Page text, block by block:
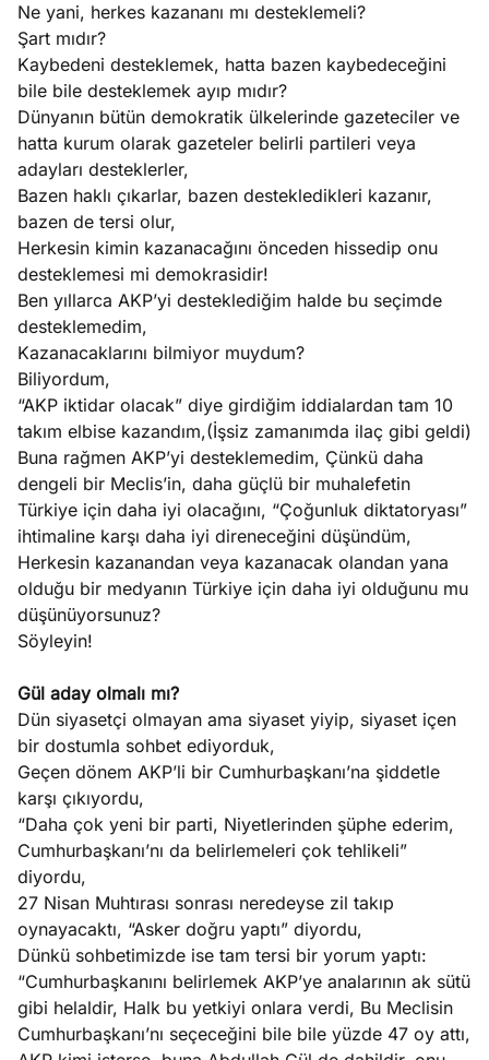
Ne yani, herkes kazananı mı desteklemeli?
Şart mıdır?
Kaybedeni desteklemek, hatta bazen kaybedeceğini
bile bile desteklemek ayıp mıdır?
Dünyanın bütün demokratik ülkelerinde gazeteciler ve
hatta kurum olarak gazeteler belirli partileri veya
adayları desteklerler,
Bazen haklı çıkarlar, bazen destekledikleri kazanır,
bazen de tersi olur,
Herkesin kimin kazanacağını önceden hissedip onu
desteklemesi mi demokrasidir!
Ben yıllarca AKP’yi desteklediğim halde bu seçimde
desteklemedim,
Kazanacaklarını bilmiyor muydum?
Biliyordum,
“AKP iktidar olacak” diye girdiğim iddialardan tam 10
takım elbise kazandım,(İşsiz zamanımda ilaç gibi geldi)
Buna rağmen AKP’yi desteklemedim, Çünkü daha
dengeli bir Meclis’in, daha güçlü bir muhalefetin
Türkiye için daha iyi olacağını, “Çoğunluk diktatoryası”
ihtimaline karşı daha iyi direneceğini düşündüm,
Herkesin kazanandan veya kazanacak olandan yana
olduğu bir medyanın Türkiye için daha iyi olduğunu mu
düşünüyorsunuz?
Söyleyin!
Gül aday olmalı mı?
Dün siyasetçi olmayan ama siyaset yiyip, siyaset içen
bir dostumla sohbet ediyorduk,
Geçen dönem AKP’li bir Cumhurbaşkanı’na şiddetle
karşı çıkıyordu,
“Daha çok yeni bir parti, Niyetlerinden şüphe ederim,
Cumhurbaşkanı’nı da belirlemeleri çok tehlikeli”
diyordu,
27 Nisan Muhtırası sonrası neredeyse zil takıp
oynayacaktı, “Asker doğru yaptı” diyordu,
Dünkü sohbetimizde ise tam tersi bir yorum yaptı:
“Cumhurbaşkanını belirlemek AKP’ye analarının ak sütü
gibi helaldir, Halk bu yetkiyi onlara verdi, Bu Meclisin
Cumhurbaşkanı’nı seçeceğini bile bile yüzde 47 oy attı,